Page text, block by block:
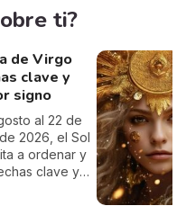
desde la
en más de
como un
su mirada
instante
puede
una
ti?
de Virgo
clave y
signo
al 22 de
2026, el Sol
a ordenar y
clave y
tu signo.